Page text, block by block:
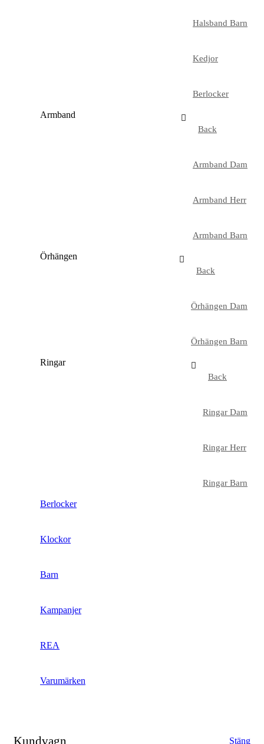
Halsband Barn
Kedjor
Berlocker
Armband
Back
Armband Dam
Armband Herr
Armband Barn
Örhängen
Back
Örhängen Dam
Örhängen Barn
Ringar
Back
Ringar Dam
Ringar Herr
Ringar Barn
Berlocker
Klockor
Barn
Kampanjer
REA
Varumärken
Kundvagn Stäng